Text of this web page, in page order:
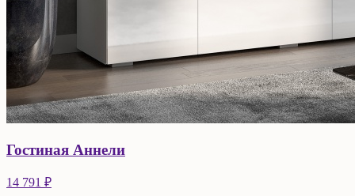
Гостиная Аннели
14 791 ₽